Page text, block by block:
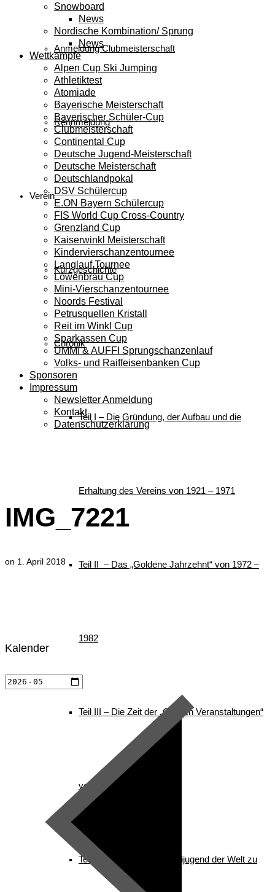
Anmeldung Clubmeisterschaft
Rennmeldung
Verein
Kurzgeschichte
Chronik
Teil I – Die Gründung, der Aufbau und die
Erhaltung des Vereins von 1921 – 1971
Teil II – Das „Goldene Jahrzehnt“ von 1972 –
1982
Teil III – Die Zeit der „Großen Veranstaltungen“
von 1982 – 1996
Teil IV – Die nordische Skijugend der Welt zu
Snowboard
News
Nordische Kombination/ Sprung
News
Wettkämpfe
Alpen Cup Ski Jumping
Athletiktest
Atomiade
Bayerische Meisterschaft
Bayerischer Schüler-Cup
Clubmeisterschaft
Continental Cup
Deutsche Jugend-Meisterschaft
Deutsche Meisterschaft
Deutschlandpokal
DSV Schülercup
E.ON Bayern Schülercup
FIS World Cup Cross-Country
Grenzland Cup
Kaiserwinkl Meisterschaft
Kindervierschanzentournee
Langlauf Tournee
Löwenbräu Cup
Mini-Vierschanzentournee
Noords Festival
Petrusquellen Kristall
Reit im Winkl Cup
Sparkassen Cup
UMMI & AUFFI Sprungschanzenlauf
Volks- und Raiffeisenbanken Cup
Sponsoren
Impressum
Newsletter Anmeldung
Kontakt
Datenschutzerklärung
IMG_7221
on 1. April 2018
Kalender